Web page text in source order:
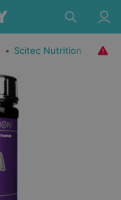
• Scitec Nutrition